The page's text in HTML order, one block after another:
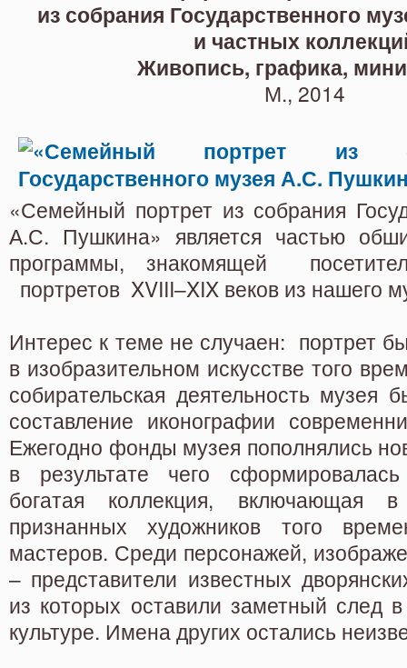
Государственного музея А.С.
Живопись, графика,
из собрания Государственного
и частных
Живопись, графика,
М., 2014
«Семейный портрет из собрания
А.С. Пушкина» является частью
программы, знакомящей
портретов XVIII–XIX веков из нашего
Интерес к теме не случаен: портрет
в изобразительном искусстве того
собирательская деятельность музея
составление иконографии
Ежегодно фонды музея пополнялись
в результате чего
богатая коллекция,
признанных художников того
мастеров. Среди персонажей,
– представители известных
из которых оставили заметный след
культуре. Имена других остались